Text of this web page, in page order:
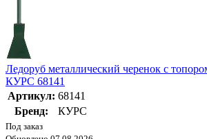
Ледоруб металлический черенок с
КУРС 68141
Артикул: 68141
Бренд:
КУРС
Под заказ